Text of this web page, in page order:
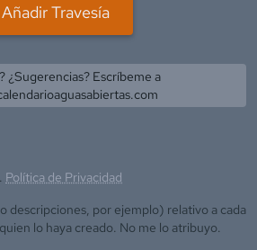
Añadir Travesía
¿Sugerencias? Escríbeme a
Política de Privacidad
descripciones, por ejemplo) relativo a cada
lo haya creado. No me lo atribuyo.